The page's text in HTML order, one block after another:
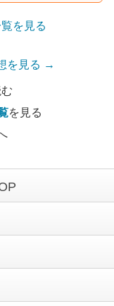
を見る
を見る →
を見る